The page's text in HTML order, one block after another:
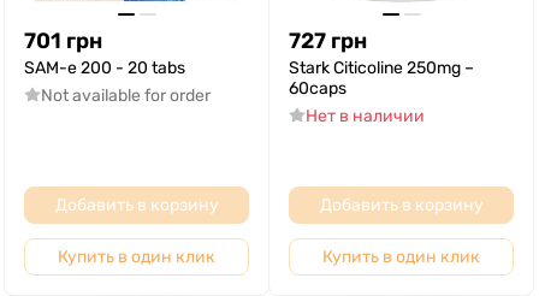
701 грн
SAM-e 200 - 20 tabs
Not available for order
Добавить в корзину
Купить в один клик
727 грн
Stark Citicoline 250mg –
60caps
Нет в наличии
Добавить в корзину
Купить в один клик